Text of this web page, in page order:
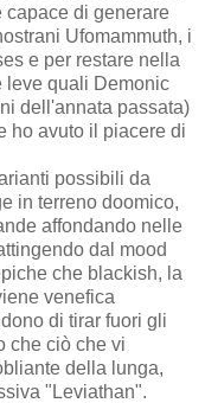
capace di generare
Ufomammuth, i
e per restare nella
leve quali Demonic
dell'annata passata)
ho avuto il piacere di
possibili da
in terreno doomico,
affondando nelle
dal mood
che blackish, la
venefica
di tirar fuori gli
che ciò che vi
della lunga,
"Leviathan".